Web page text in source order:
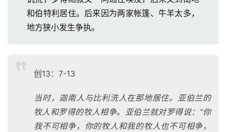
和伯特利居住。后来因为两家帐篷、牛羊太多，
地方狭小发生争执。
创13：7-13
当时，迦南人与比利洗人在那地居住。亚伯兰的
牧人和罗得的牧人相争。亚伯兰就对罗得说：“你
我不可相争，你的牧人和我的牧人也不可相争，